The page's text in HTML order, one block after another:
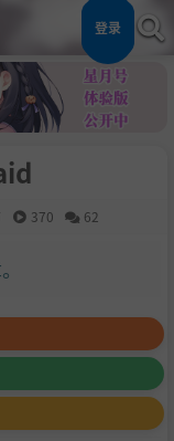
登录
370 62